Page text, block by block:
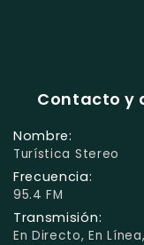
Contacto y
Nombre:
Turística Stereo
Frecuencia:
95.4 FM
Transmisión:
En Directo, En